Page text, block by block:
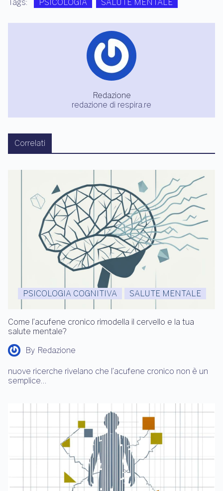
Tags: PSICOLOGIA SALUTE MENTALE
Redazione
redazione di respira.re
Correlati
PSICOLOGIA COGNITIVA SALUTE MENTALE
Come l’acufene cronico rimodella il cervello e la tua
salute mentale?
By Redazione
nuove ricerche rivelano che l’acufene cronico non è un
semplice…